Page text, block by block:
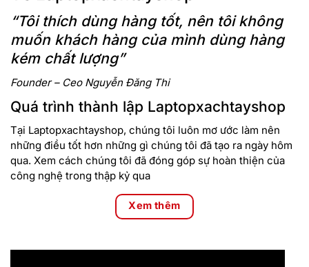
vẫn mang đến cảm giác chắc chắn nhờ lớp vỏ được làm từ
vật liệu Polycarbonate. Thiết kế tối giản, vuông vắn đặc
trưng của dòng Latitude tạo nên vẻ ngoài chuyên nghiệp.
Với trọng lượng chỉ 1.52 kg và độ mỏng vừa phải, chiếc
lớp.
Dell Latitude 3420 được trang bị bản lề cực kỳ cứng cáp với
độ mở lên tới 180 độ, cho máy khả năng chia sẻ màn hình với
cộng sự ngồi đối diện của bạn cực kỳ tiện lợi, tối đa hóa hiệu
quả làm việc nhóm.
“Tôi thích dùng hàng tốt, nên tôi không
muốn khách hàng của mình dùng hàng
kém chất lượng”
Founder – Ceo Nguyễn Đăng Thi
Quá trình thành lập Laptopxachtayshop
Tại Laptopxachtayshop, chúng tôi luôn mơ ước làm nên
những điều tốt hơn những gì chúng tôi đã tạo ra ngày hôm
qua. Xem cách chúng tôi đã đóng góp sự hoàn thiện của
công nghệ trong thập kỷ qua
Xem thêm